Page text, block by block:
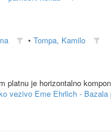
• Tompa, Kamilo
platnu je horizontalno
vezivo Eme Ehrlich -